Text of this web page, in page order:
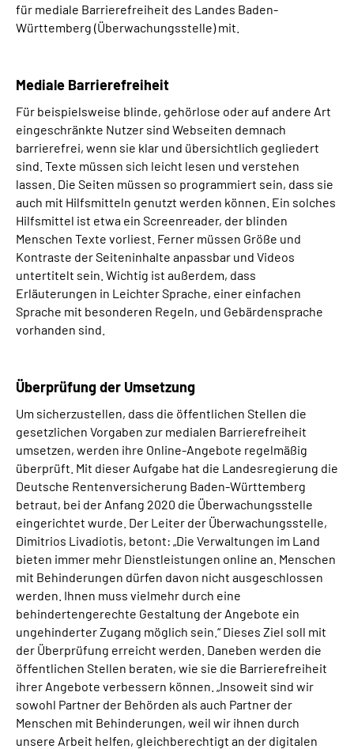
Suche
für mediale Barrierefreiheit des Landes Baden-
Württemberg (Überwachungsstelle) mit.
Mediale Barrierefreiheit
Für beispielsweise blinde, gehörlose oder auf andere Art
eingeschränkte Nutzer sind Webseiten demnach
barrierefrei, wenn sie klar und übersichtlich gegliedert
sind. Texte müssen sich leicht lesen und verstehen
lassen. Die Seiten müssen so programmiert sein, dass sie
auch mit Hilfsmitteln genutzt werden können. Ein solches
Hilfsmittel ist etwa ein Screenreader, der blinden
Menschen Texte vorliest. Ferner müssen Größe und
Kontraste der Seiteninhalte anpassbar und Videos
untertitelt sein. Wichtig ist außerdem, dass
Erläuterungen in Leichter Sprache, einer einfachen
Sprache mit besonderen Regeln, und Gebärdensprache
vorhanden sind.
Überprüfung der Umsetzung
Um sicherzustellen, dass die öffentlichen Stellen die
gesetzlichen Vorgaben zur medialen Barrierefreiheit
umsetzen, werden ihre Online-Angebote regelmäßig
überprüft. Mit dieser Aufgabe hat die Landesregierung die
Deutsche Rentenversicherung Baden-Württemberg
betraut, bei der Anfang 2020 die Überwachungsstelle
eingerichtet wurde. Der Leiter der Überwachungsstelle,
Dimitrios Livadiotis, betont: „Die Verwaltungen im Land
bieten immer mehr Dienstleistungen online an. Menschen
mit Behinderungen dürfen davon nicht ausgeschlossen
werden. Ihnen muss vielmehr durch eine
behindertengerechte Gestaltung der Angebote ein
ungehinderter Zugang möglich sein.“ Dieses Ziel soll mit
der Überprüfung erreicht werden. Daneben werden die
öffentlichen Stellen beraten, wie sie die Barrierefreiheit
ihrer Angebote verbessern können. „Insoweit sind wir
sowohl Partner der Behörden als auch Partner der
Menschen mit Behinderungen, weil wir ihnen durch
unsere Arbeit helfen, gleichberechtigt an der digitalen